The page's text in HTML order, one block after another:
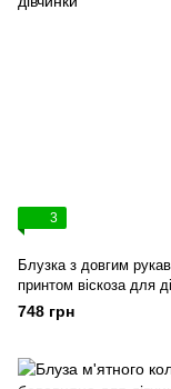
3
Блузка з довгим
принтом віскоза для
748 грн